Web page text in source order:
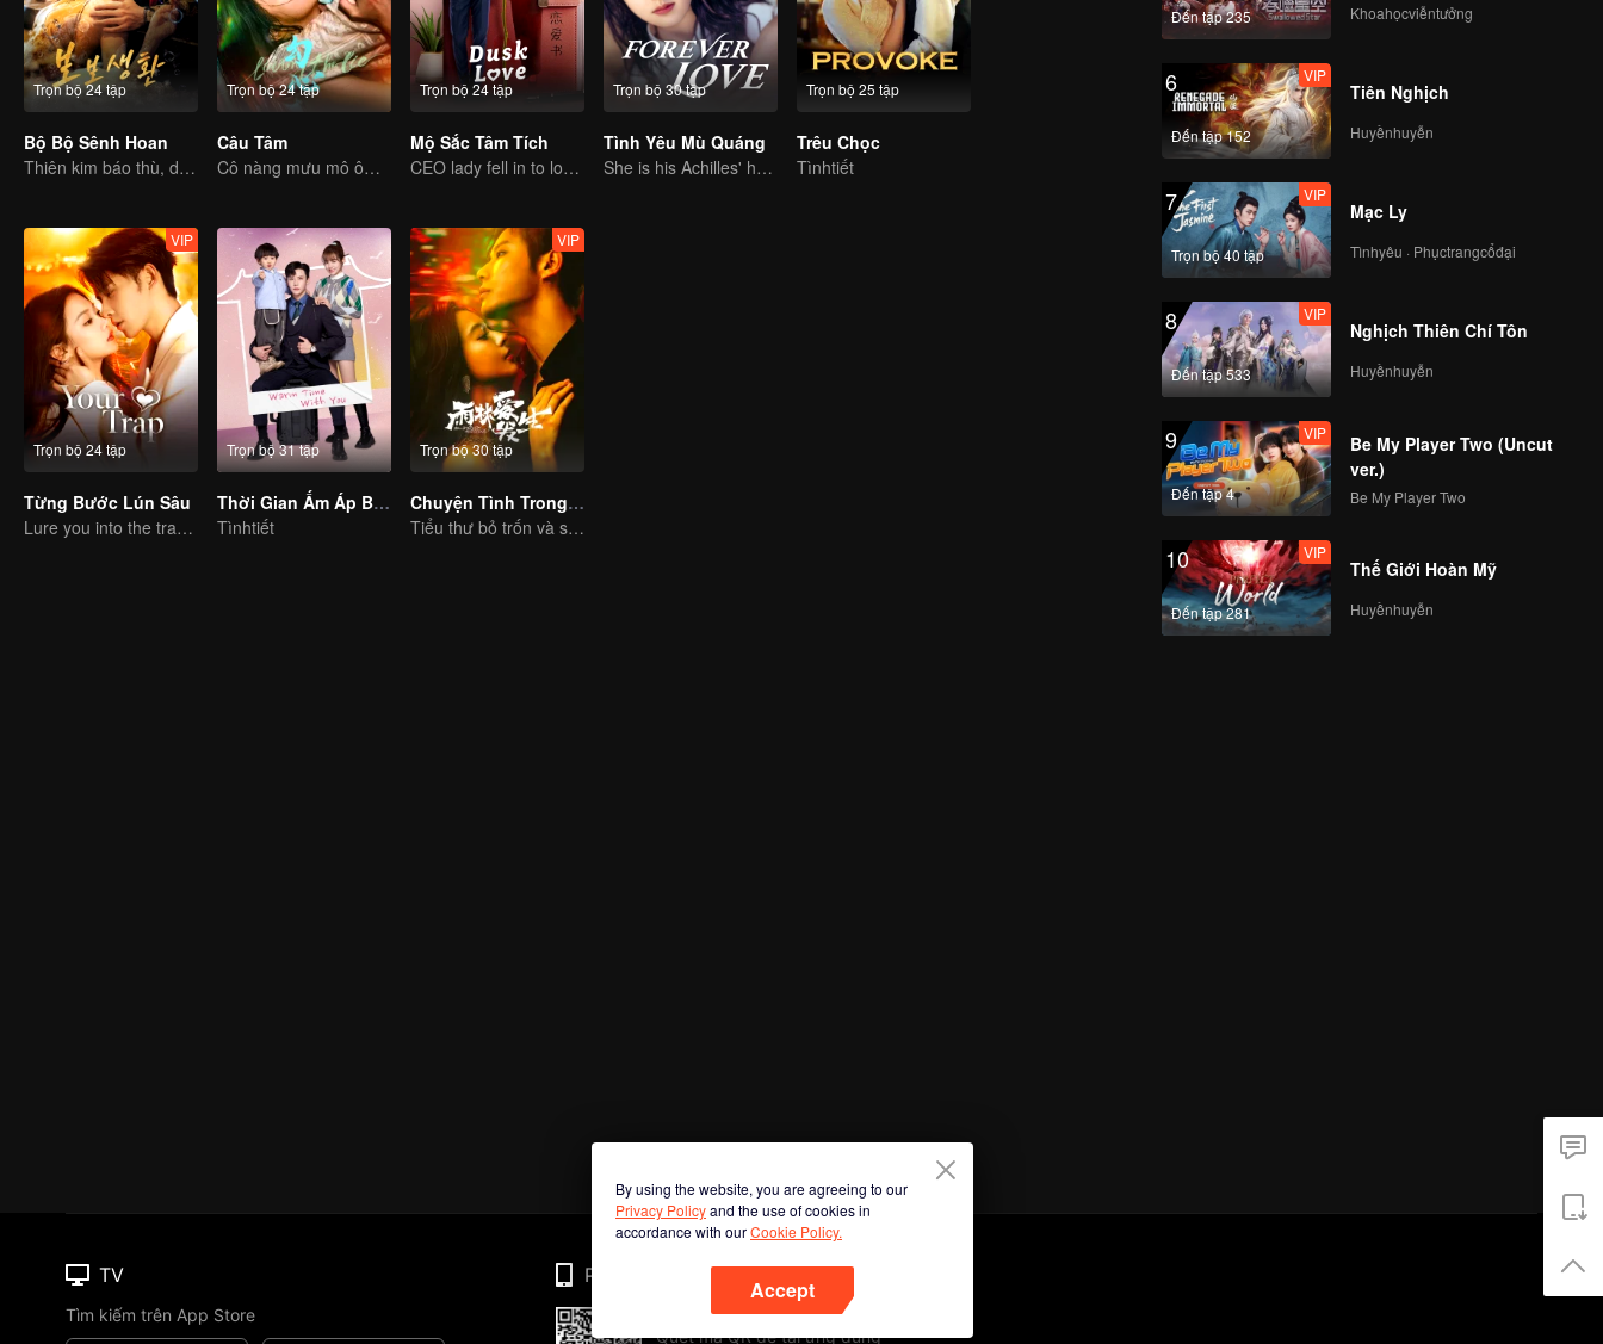
Trọn bộ 24 tập
Bộ Bộ Sênh Hoan
Thiên kim báo thù, dùng hôn nhân làm mồi nhử, gả vào hào môn
Trọn bộ 24 tập
Câu Tâm
Cô nàng mưu mô ôm hận báo thù phải lòng chàng thiếu gia bất hảo
Trọn bộ 24 tập
Mộ Sắc Tâm Tích
CEO lady fell in to love contract
Trọn bộ 30 tập
Tình Yêu Mù Quáng
She is his Achilles' heel and his armor
Trọn bộ 25 tập
Trêu Chọc
Tìnhtiết
Trọn bộ 24 tập
VIP
Từng Bước Lún Sâu
Lure you into the trap with love as bait
Trọn bộ 31 tập
Thời Gian Ấm Áp Bên Em
Tìnhtiết
Trọn bộ 30 tập
VIP
Chuyện Tình Trong Rừng Mưa
Tiểu thư bỏ trốn và sát thủ lỗ mãng cứu lấy nhau
Đến tập 235 Khoahọcviễntưởng
6
Đến tập 152
VIP
Tiên Nghịch
Huyềnhuyễn
7
Trọn bộ 40 tập
VIP
Mạc Ly
Tìnhyêu · Phụctrangcổđại
8
Đến tập 533
VIP
Nghịch Thiên Chí Tôn
Huyềnhuyễn
9
Đến tập 4
VIP
Be My Player Two (Uncut
ver.)
Be My Player Two
10
Đến tập 281
VIP
Thế Giới Hoàn Mỹ
Huyềnhuyễn
By using the website, you are agreeing to our
Privacy Policyand the use of cookies in
accordance with ourCookie Policy.
Accept
TV
Tìm kiếm trên App Store
Phone
Quét mã QR để tải ứng dụng